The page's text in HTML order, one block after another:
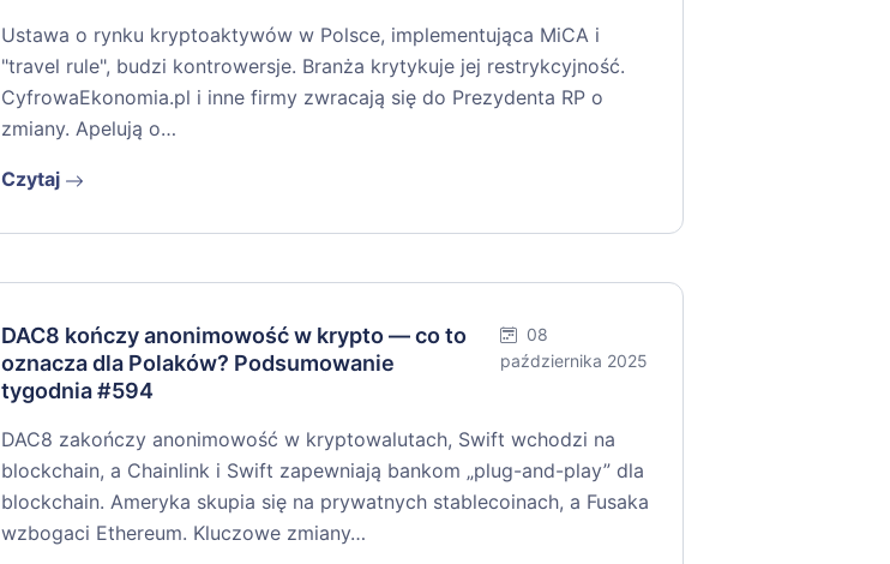
Ustawa o rynku kryptoaktywów w Polsce, implementująca MiCA i
"travel rule", budzi kontrowersje. Branża krytykuje jej restrykcyjność.
CyfrowaEkonomia.pl i inne firmy zwracają się do Prezydenta RP o
zmiany. Apelują o…
Czytaj
DAC8 kończy anonimowość w krypto — co to
oznacza dla Polaków? Podsumowanie
tygodnia #594
08
października 2025
DAC8 zakończy anonimowość w kryptowalutach, Swift wchodzi na
blockchain, a Chainlink i Swift zapewniają bankom „plug-and-play” dla
blockchain. Ameryka skupia się na prywatnych stablecoinach, a Fusaka
wzbogaci Ethereum. Kluczowe zmiany…